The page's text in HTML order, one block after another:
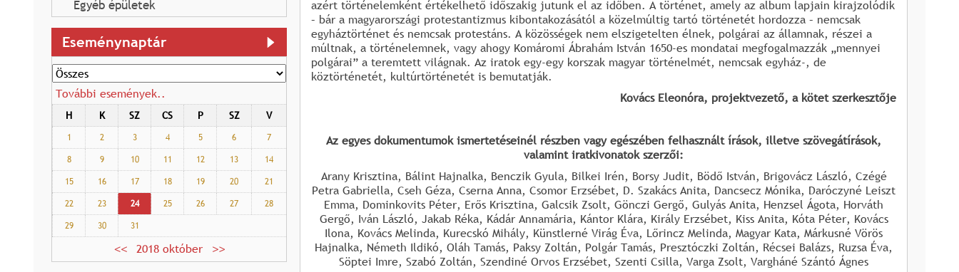
Egyéb épületek
Eseménynaptár
További események..
H K SZ CS P SZ
V
1
2 3 4 5 6
7
8
9 10 11 12 13
14
15
16 17 18 19 20
21
22
23 24 25 26 27
28
29
30 31
2018 október
azért történelemként értékelhető időszakig jutunk el az időben. A történet, amely az album lapjain kirajzolódik
– bár a magyarországi protestantizmus kibontakozásától a közelmúltig tartó történetét hordozza – nemcsak
egyháztörténet és nemcsak protestáns. A közösségek nem elszigetelten élnek, polgárai az államnak, részei a
múltnak, a történelemnek, vagy ahogy Komáromi Ábrahám István 1650-es mondatai megfogalmazzák „mennyei
polgárai” a teremtett világnak. Az iratok egy-egy korszak magyar történelmét, nemcsak egyház-, de
köztörténetét, kultúrtörténetét is bemutatják.
Kovács Eleonóra, projektvezető, a kötet szerkesztője
Az egyes dokumentumok ismertetéseinél részben vagy egészében felhasznált írások, illetve szövegátírások,
valamint iratkivonatok szerzői:
Arany Krisztina, Bálint Hajnalka, Benczik Gyula, Bilkei Irén, Borsy Judit, Bödő István, Brigovácz László, Czégé
Petra Gabriella, Cseh Géza, Cserna Anna, Csomor Erzsébet, D. Szakács Anita, Dancsecz Mónika, Daróczyné Leiszt
Emma, Dominkovits Péter, Erős Krisztina, Galcsik Zsolt, Gönczi Gergő, Gulyás Anita, Henzsel Ágota, Horváth
Gergő, Iván László, Jakab Réka, Kádár Annamária, Kántor Klára, Király Erzsébet, Kiss Anita, Kóta Péter, Kovács
Ilona, Kovács Melinda, Kurecskó Mihály, Künstlerné Virág Éva, Lőrincz Melinda, Magyar Kata, Márkusné Vörös
Hajnalka, Németh Ildikó, Oláh Tamás, Paksy Zoltán, Polgár Tamás, Presztóczki Zoltán, Récsei Balázs, Ruzsa Éva,
Söptei Imre, Szabó Zoltán, Szendiné Orvos Erzsébet, Szenti Csilla, Varga Zsolt, Vargháné Szántó Ágnes